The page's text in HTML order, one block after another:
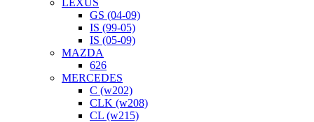
LEXUS
GS (04-09)
IS (99-05)
IS (05-09)
MAZDA
626
MERCEDES
C (w202)
CLK (w208)
CL (w215)